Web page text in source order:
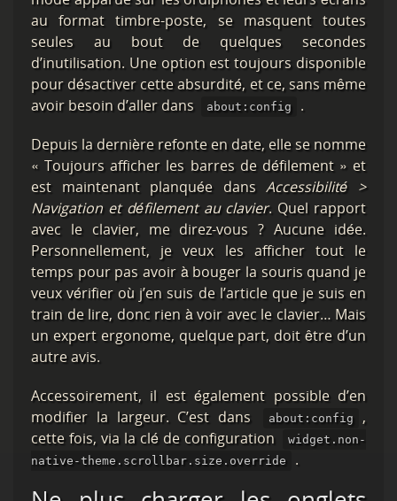
au format timbre-poste, se masquent toutes
seules au bout de quelques secondes
d’inutilisation. Une option est toujours disponible
pour désactiver cette absurdité, et ce, sans même
avoir besoin d’aller dans
about:config
.
Depuis la dernière refonte en date, elle se nomme
« Toujours afficher les barres de défilement » et
est maintenant planquée dansAccessibilité >
Navigation et défilement au clavier. Quel rapport
avec le clavier, me direz-vous ? Aucune idée.
Personnellement, je veux les afficher tout le
temps pour pas avoir à bouger la souris quand je
veux vérifier où j’en suis de l’article que je suis en
train de lire, donc rien à voir avec le clavier… Mais
un expert ergonome, quelque part, doit être d’un
autre avis.
Accessoirement, il est également possible d’en
modifier la largeur. C’est dans
about:config
,
cette fois, via la clé de configuration
widget.non-
native-theme.scrollbar.size.override
.